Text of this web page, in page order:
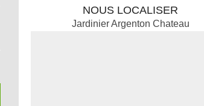
NOUS LOCALISER
Jardinier Argenton Chateau